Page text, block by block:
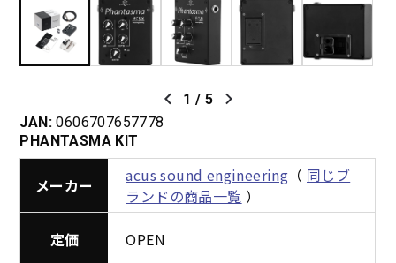
1 / 5
JAN: 0606707657778
PHANTASMA KIT
メーカー acus sound engineering （ 同じブ
ランドの商品一覧 ）
定価 OPEN